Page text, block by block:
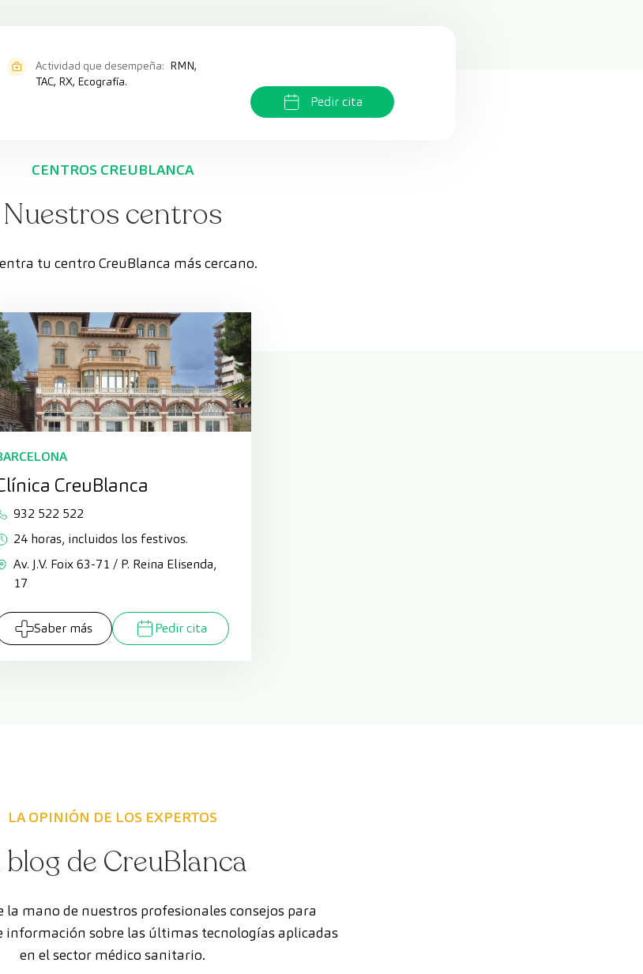
Actividad que desempeña: RMN,
TAC, RX, Ecografía.
Pedir cita
CENTROS CREUBLANCA
Nuestros centros
tu centro CreuBlanca más cercano.
CreuBlanca
932 522 522
24 horas, incluidos los festivos.
Av. J.V. Foix 63-71 / P. Reina Elisenda,
17
Saber más Pedir cita
LA OPINIÓN DE LOS EXPERTOS
blog de CreuBlanca
la mano de nuestros profesionales consejos para
información sobre las últimas tecnologías aplicadas
en el sector médico sanitario.